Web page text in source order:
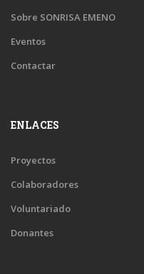
Sobre SONRISA EMENO
Eventos
Contactar
ENLACES
Proyectos
Colaboradores
Voluntariado
Donantes